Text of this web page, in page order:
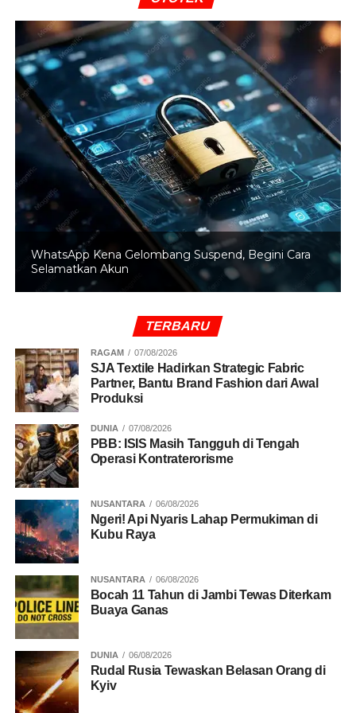
negara strategis lain seperti India, Filipina, Brasil, dan
Bangladesh.
Di tempat yang sama, Wakil Duta Besar Australia untuk
Indonesia, Gita Kamath, menyampaikan apresiasi atas
kerja sama yang telah terjalin antara Indonesia dan
Australia.
“Australia menghargai hubungan dengan Indonesia.
Kerja sama ini mencerminkan persahabatan dan
kemitraan yang kuat antara Australia dan Indonesia,
bukan hanya dengan PT Pupuk Indonesia,” ujar Gita
Kamath.
Ia menambahkan kerja sama tersebut juga memiliki
manfaat langsung terhadap penguatan ketahanan
pangan kedua negara.
Dia juga mengaku bangga mendapat dukungan
ketahanan pangan dari Indonesia. Yang mana pupuk itu
akan membantu petani Australia memproduksi komoditas
seperti gandum yang digunakan di Indonesia untuk
membuat berbagai produk pangan.
BACA JUGA
Padi
“Ini contoh nyata kerja sama Indonesia dan Australia yang
menghasilkan manfaat bersama,” kata Gita Kamath.
(Ari Wibowo/goeh)
RELATED TOPICS:
MENTAN
PUPUK INDONESIA
WhatsApp Kena Gelombang Suspend, Begini Cara
Selamatkan Akun
TERBARU
RAGAM 07/08/2026
SJA Textile Hadirkan Strategic Fabric
Partner, Bantu Brand Fashion dari Awal
Produksi
DUNIA 07/08/2026
PBB: ISIS Masih Tangguh di Tengah
Operasi Kontraterorisme
NUSANTARA 06/08/2026
Ngeri! Api Nyaris Lahap Permukiman di
Kubu Raya
NUSANTARA 06/08/2026
Bocah 11 Tahun di Jambi Tewas Diterkam
Buaya Ganas
DUNIA 06/08/2026
Rudal Rusia Tewaskan Belasan Orang di
Kyiv